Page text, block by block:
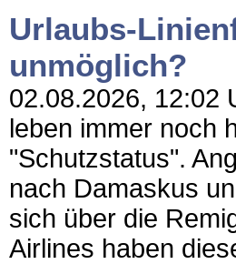
Urlaubs-
unmöglich?
02.08.2026, 12:02
leben immer noch
"Schutzstatus".
nach Damaskus
sich über die
Airlines haben